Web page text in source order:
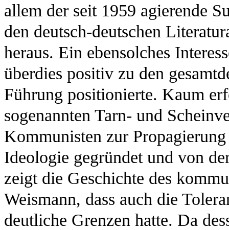
allem der seit 1959 agierende
den deutsch-deutschen
heraus. Ein ebensolches
überdies positiv zu den
Führung positionierte. Kaum
sogenannten Tarn- und
Kommunisten zur
Ideologie gegründet und von
zeigt die Geschichte des
Weismann, dass auch die
deutliche Grenzen hatte. Da